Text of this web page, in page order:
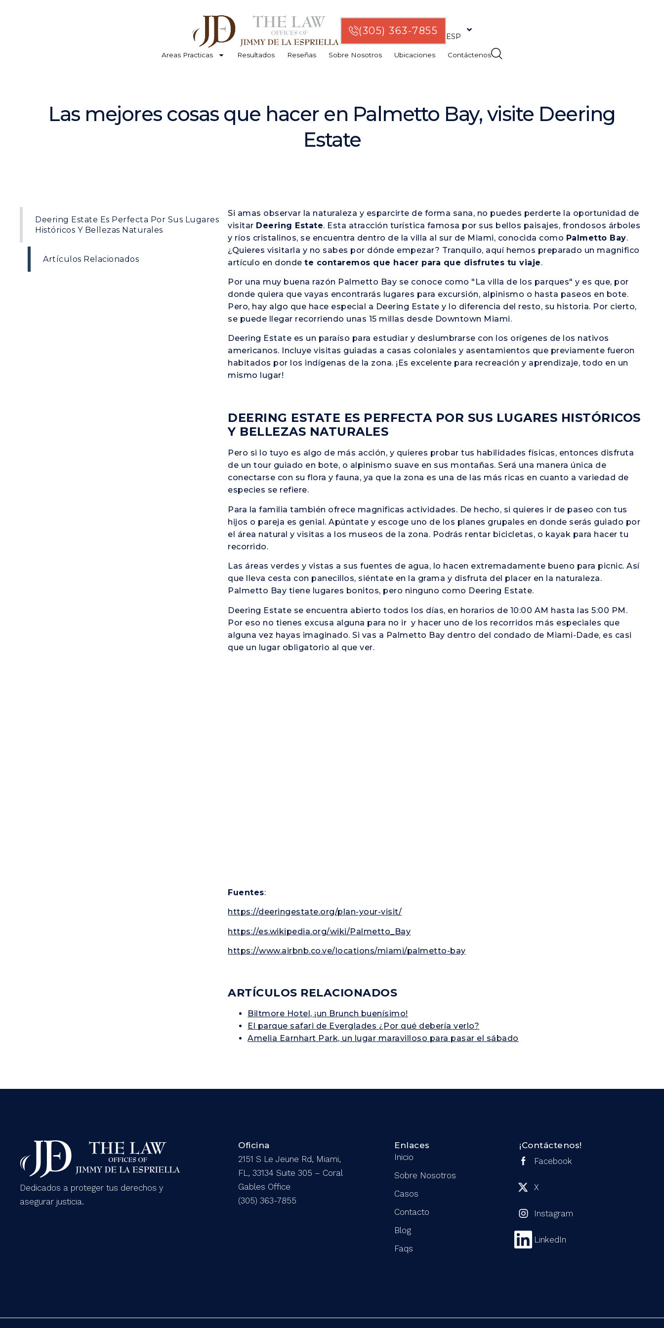
Areas Practicas Resultados Reseñas Sobre Nosotros Ubicaciones Contáctenos
(305) 363-7855
ESP
ENG
Las mejores cosas que hacer en Palmetto Bay, visite Deering
Estate
Deering Estate Es Perfecta Por Sus Lugares
Históricos Y Bellezas Naturales
Artículos Relacionados
Si amas observar la naturaleza y esparcirte de forma sana, no puedes perderte la oportunidad de
visitar Deering Estate. Esta atracción turística famosa por sus bellos paisajes, frondosos árboles
y ríos cristalinos, se encuentra dentro de la villa al sur de Miami, conocida como Palmetto Bay.
¿Quieres visitarla y no sabes por dónde empezar? Tranquilo, aquí hemos preparado un magnifico
artículo en dondete contaremos que hacer para que disfrutes tu viaje.
Por una muy buena razón Palmetto Bay se conoce como "La villa de los parques" y es que, por
donde quiera que vayas encontrarás lugares para excursión, alpinismo o hasta paseos en bote.
Pero, hay algo que hace especial a Deering Estate y lo diferencia del resto, su historia. Por cierto,
se puede llegar recorriendo unas 15 millas desde Downtown Miami.
Deering Estate es un paraíso para estudiar y deslumbrarse con los orígenes de los nativos
americanos. Incluye visitas guiadas a casas coloniales y asentamientos que previamente fueron
habitados por los indígenas de la zona. ¡Es excelente para recreación y aprendizaje, todo en un
mismo lugar!
DEERING ESTATE ES PERFECTA POR SUS LUGARES HISTÓRICOS
Y BELLEZAS NATURALES
Pero si lo tuyo es algo de más acción, y quieres probar tus habilidades físicas, entonces disfruta
de un tour guiado en bote, o alpinismo suave en sus montañas. Será una manera única de
conectarse con su flora y fauna, ya que la zona es una de las más ricas en cuanto a variedad de
especies se refiere.
Para la familia también ofrece magnificas actividades. De hecho, si quieres ir de paseo con tus
hijos o pareja es genial. Apúntate y escoge uno de los planes grupales en donde serás guiado por
el área natural y visitas a los museos de la zona. Podrás rentar bicicletas, o kayak para hacer tu
recorrido.
Las áreas verdes y vistas a sus fuentes de agua, lo hacen extremadamente bueno para picnic. Así
que lleva cesta con panecillos, siéntate en la grama y disfruta del placer en la naturaleza.
Palmetto Bay tiene lugares bonitos, pero ninguno como Deering Estate.
Deering Estate se encuentra abierto todos los días, en horarios de 10:00 AM hasta las 5:00 PM.
Por eso no tienes excusa alguna para no ir y hacer uno de los recorridos más especiales que
alguna vez hayas imaginado. Si vas a Palmetto Bay dentro del condado de Miami-Dade, es casi
que un lugar obligatorio al que ver.
Fuentes:
https://deeringestate.org/plan-your-visit/
https://es.wikipedia.org/wiki/Palmetto_Bay
https://www.airbnb.co.ve/locations/miami/palmetto-bay
ARTÍCULOS RELACIONADOS
Biltmore Hotel, ¡un Brunch buenísimo!
El parque safari de Everglades ¿Por qué debería verlo?
Amelia Earnhart Park, un lugar maravilloso para pasar el sábado
Dedicados a proteger tus derechos y
asegurar justicia.
Oficina
2151 S Le Jeune Rd, Miami,
FL, 33134 Suite 305 – Coral
Gables Office
(305) 363-7855
Enlaces
Inicio
Sobre Nosotros
Casos
Contacto
Blog
Faqs
¡Contáctenos!
Facebook
X
Instagram
LinkedIn